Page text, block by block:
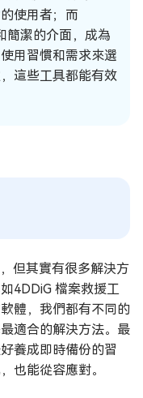
使用者；而
簡潔的介面，成為
用習慣和需求來選
這些工具都能有效
但其實有很多解決方
4DDiG 檔案救援工
體，我們都有不同的
適合的解決方法。最
養成即時備份的習
也能從容應對。